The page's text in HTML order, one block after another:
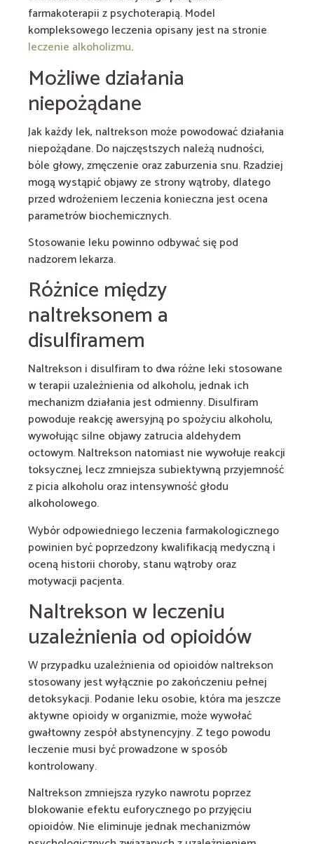
farmakoterapii z psychoterapią. Model
kompleksowego leczenia opisany jest na stronie
leczenie alkoholizmu.
Możliwe działania
niepożądane
Jak każdy lek, naltrekson może powodować działania
niepożądane. Do najczęstszych należą nudności,
bóle głowy, zmęczenie oraz zaburzenia snu. Rzadziej
mogą wystąpić objawy ze strony wątroby, dlatego
przed wdrożeniem leczenia konieczna jest ocena
parametrów biochemicznych.
Stosowanie leku powinno odbywać się pod
nadzorem lekarza.
Różnice między
naltreksonem a
disulfiramem
Naltrekson i disulfiram to dwa różne leki stosowane
w terapii uzależnienia od alkoholu, jednak ich
mechanizm działania jest odmienny. Disulfiram
powoduje reakcję awersyjną po spożyciu alkoholu,
wywołując silne objawy zatrucia aldehydem
octowym. Naltrekson natomiast nie wywołuje reakcji
toksycznej, lecz zmniejsza subiektywną przyjemność
z picia alkoholu oraz intensywność głodu
alkoholowego.
Wybór odpowiedniego leczenia farmakologicznego
powinien być poprzedzony kwalifikacją medyczną i
oceną historii choroby, stanu wątroby oraz
motywacji pacjenta.
Naltrekson w leczeniu
uzależnienia od opioidów
W przypadku uzależnienia od opioidów naltrekson
stosowany jest wyłącznie po zakończeniu pełnej
detoksykacji. Podanie leku osobie, która ma jeszcze
aktywne opioidy w organizmie, może wywołać
gwałtowny zespół abstynencyjny. Z tego powodu
leczenie musi być prowadzone w sposób
kontrolowany.
Naltrekson zmniejsza ryzyko nawrotu poprzez
blokowanie efektu euforycznego po przyjęciu
opioidów. Nie eliminuje jednak mechanizmów